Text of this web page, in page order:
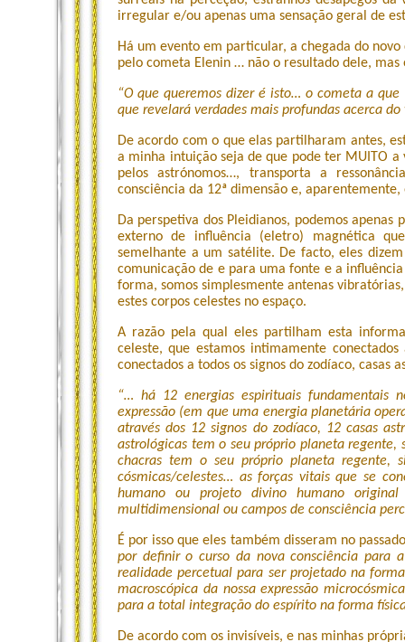
irregular e/ou apenas uma sensação geral de
Há um evento em particular, a chegada do
pelo cometa Elenin … não o resultado dele,
“O que queremos dizer é isto… o cometa a
que revelará verdades mais profundas acerca
De acordo com o que elas partilharam antes,
a minha intuição seja de que pode ter MUITO
pelos astrónomos…, transporta a
consciência da 12ª dimensão e,
Da perspetiva dos Pleidianos, podemos
externo de influência (eletro) magnética
semelhante a um satélite. De facto, eles
comunicação de e para uma fonte e a
forma, somos simplesmente antenas
estes corpos celestes no espaço.
A razão pela qual eles partilham esta
celeste, que estamos intimamente
conectados a todos os signos do zodíaco, casas
“… há 12 energias espirituais fundamentais
expressão (em que uma energia planetária
através dos 12 signos do zodíaco, 12 casas
astrológicas tem o seu próprio planeta regente,
chacras tem o seu próprio planeta regente,
cósmicas/celestes… as forças vitais que se
humano ou projeto divino humano
multidimensional ou campos de consciência
É por isso que eles também disseram no
por definir o curso da nova consciência para
realidade percetual para ser projetado na
macroscópica da nossa expressão
para a total integração do espírito na forma
De acordo com os invisíveis, e nas minhas